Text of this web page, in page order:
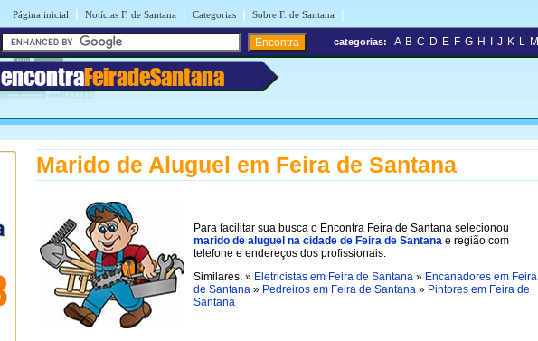
Página inicial | Notícias F. de Santana | Categorias | Sobre F. de Santana |
encontraFeiradeSantana
categorias: A B C D E F G H J K L M
Marido de Aluguel em Feira de Santana
Para facilitar sua busca o Encontra Feira de Santana selecionou
marido de aluguel na cidade de Feira de Santana e região com
telefone e endereços dos profissionais.
Similares: » Eletricistas em Feira de Santana » Encanadores em Feira
de Santana » Pedreiros em Feira de Santana » Pintores em Feira de
Santana